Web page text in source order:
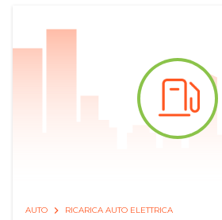
AUTO RICARICA AUTO ELETTRICA